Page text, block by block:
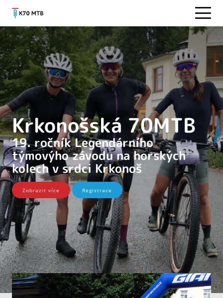
Krkonošská 70MTB
19. ročník Legendárního
týmovýho závodu na horských
kolech v srdci Krkonoš
Zobrazit více Registrace